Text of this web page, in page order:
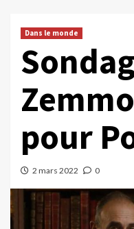
Dans le monde
pour
2 mars 2022 0